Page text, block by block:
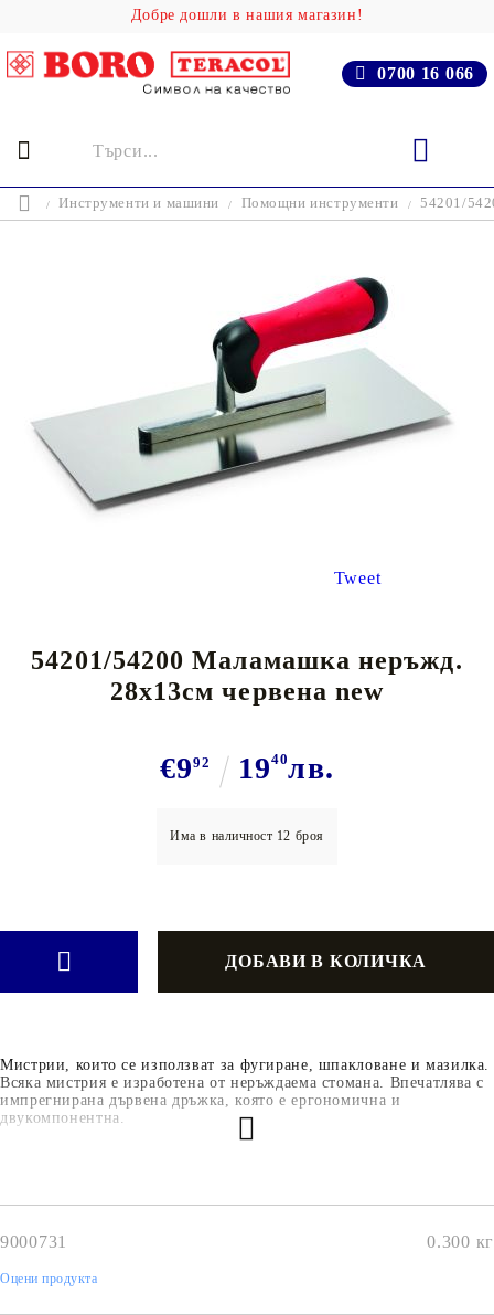
Добре дошли в нашия магазин!
0700 16 066
Инструменти и машини Помощни инструменти 54201/
Tweet
54201/54200 Маламашка неръжд.
28х13см червена new
€992 1940лв.
Има в наличност 12 броя
Мистрии, които се използват за фугиране, шпакловане и мазилка.
Всяка мистрия е изработена от неръждаема стомана. Впечатлява с
импрегнирана дървена дръжка, която е ергономична и
двукомпонентна.
9000731 0.300 кг
Оцени продукта